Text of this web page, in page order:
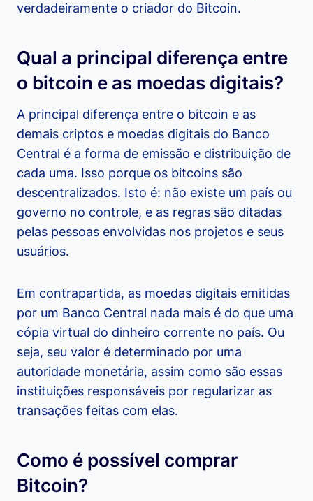
verdadeiramente o criador do Bitcoin.
Qual a principal diferença entre
o bitcoin e as moedas digitais?
A principal diferença entre o bitcoin e as
demais criptos e moedas digitais do Banco
Central é a forma de emissão e distribuição de
cada uma. Isso porque os bitcoins são
descentralizados. Isto é: não existe um país ou
governo no controle, e as regras são ditadas
pelas pessoas envolvidas nos projetos e seus
usuários.
Em contrapartida, as moedas digitais emitidas
por um Banco Central nada mais é do que uma
cópia virtual do dinheiro corrente no país. Ou
seja, seu valor é determinado por uma
autoridade monetária, assim como são essas
instituições responsáveis por regularizar as
transações feitas com elas.
Como é possível comprar
Bitcoin?